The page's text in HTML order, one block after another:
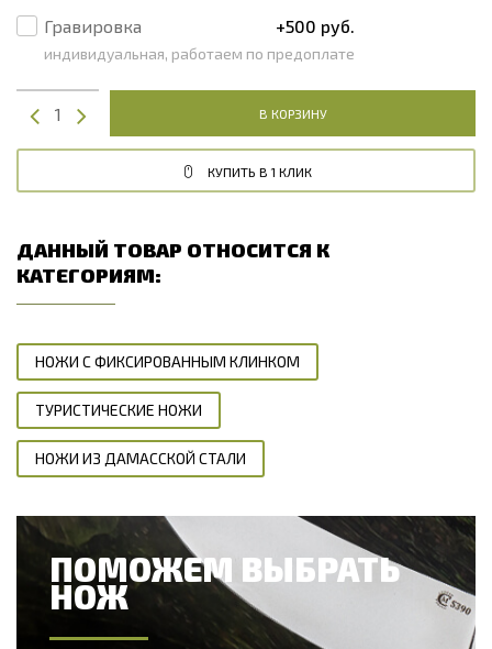
Гравировка +500 руб.
индивидуальная, работаем по предоплате
В КОРЗИНУ
КУПИТЬ В 1 КЛИК
ДАННЫЙ ТОВАР ОТНОСИТСЯ К
КАТЕГОРИЯМ:
НОЖИ С ФИКСИРОВАННЫМ КЛИНКОМ
ТУРИСТИЧЕСКИЕ НОЖИ
НОЖИ ИЗ ДАМАССКОЙ СТАЛИ
ПОМОЖЕМ ВЫБРАТЬ
НОЖ